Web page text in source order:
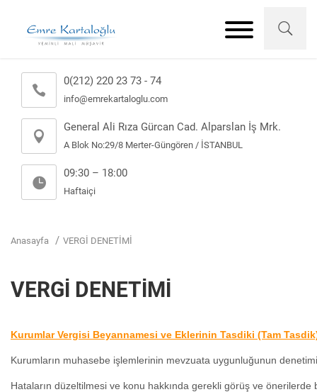
0(212) 220 23 73 - 74
info@emrekartaloglu.com
General Ali Rıza Gürcan Cad. Alparslan İş Mrk.
A Blok No:29/8 Merter-Güngören / İSTANBUL
09:30 – 18:00
Haftaiçi
Anasayfa VERGİ DENETİMİ
VERGİ DENETİMİ
Kurumlar Vergisi Beyannamesi ve Eklerinin Tasdiki (Tam
Kurumların muhasebe işlemlerinin mevzuata uygunluğunun
Hataların düzeltilmesi ve konu hakkında gerekli görüş ve önerilerde